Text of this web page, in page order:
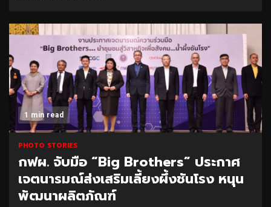
1 min read
PHOTO STORIES
กฟผ. จับมือ “Big Brothers” ประกาศ
เจตนารมณ์ส่งเสริมเลี้ยงผึ้งชันโรง หนุน
พัฒนาผลิตภัณฑ์